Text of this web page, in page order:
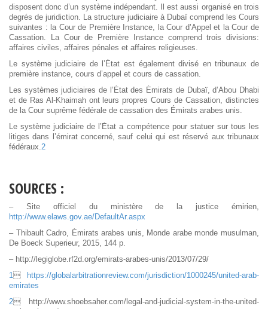
disposent donc d’un système indépendant. Il est aussi organisé en trois
degrés de juridiction. La structure judiciaire à Dubaï comprend les Cours
suivantes : la Cour de Première Instance, la Cour d’Appel et la Cour de
Cassation. La Cour de Première Instance comprend trois divisions:
affaires civiles, affaires pénales et affaires religieuses.
Le système judiciaire de l’État est également divisé en tribunaux de
première instance, cours d’appel et cours de cassation.
Les systèmes judiciaires de l’État des Émirats de Dubaï, d’Abou Dhabi
et de Ras Al-Khaimah ont leurs propres Cours de Cassation, distinctes
de la Cour suprême fédérale de cassation des Émirats arabes unis.
Le système judiciaire de l’État a compétence pour statuer sur tous les
litiges dans l’émirat concerné, sauf celui qui est réservé aux tribunaux
fédéraux.2
SOURCES :
– Site officiel du ministère de la justice émirien,
http://www.elaws.gov.ae/DefaultAr.aspx
– Thibault Cadro, Émirats arabes unis, Monde arabe monde musulman,
De Boeck Superieur, 2015, 144 p.
– http://legiglobe.rf2d.org/emirats-arabes-unis/2013/07/29/
1
https://globalarbitrationreview.com/jurisdiction/1000245/united-arab-
emirates
2 http://www.shoebsaher.com/legal-and-judicial-system-in-the-united-